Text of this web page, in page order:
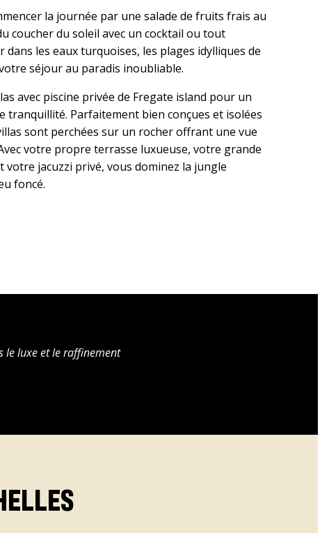
la journée par une salade de fruits frais au
coucher du soleil avec un cocktail ou tout
les eaux turquoises, les plages idylliques de
séjour au paradis inoubliable.
avec piscine privée de Fregate island pour un
tranquillité. Parfaitement bien conçues et isolées
sont perchées sur un rocher offrant une vue
votre propre terrasse luxueuse, votre grande
votre jacuzzi privé, vous dominez la jungle
foncé.
le luxe et le raffinement